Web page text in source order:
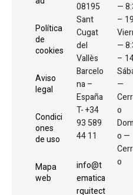
Política
de
cookies
Aviso
legal
Condici
ones
de uso
Mapa
web
08195
Sant
Cugat
del
Vallès
Barcelo
na –
España
T- +34
93 589
44 11
info@t
ematica
rquitect
—
–
—
–
—
o
o —
o